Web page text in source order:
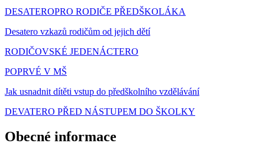
DESATEROPRO RODIČE PŘEDŠKOLÁKA
Desatero vzkazů rodičům od jejich dětí
RODIČOVSKÉ JEDENÁCTERO
POPRVÉ V MŠ
Jak usnadnit dítěti vstup do předškolního vzdělávání
DEVATERO PŘED NÁSTUPEM DO ŠKOLKY
Obecné informace